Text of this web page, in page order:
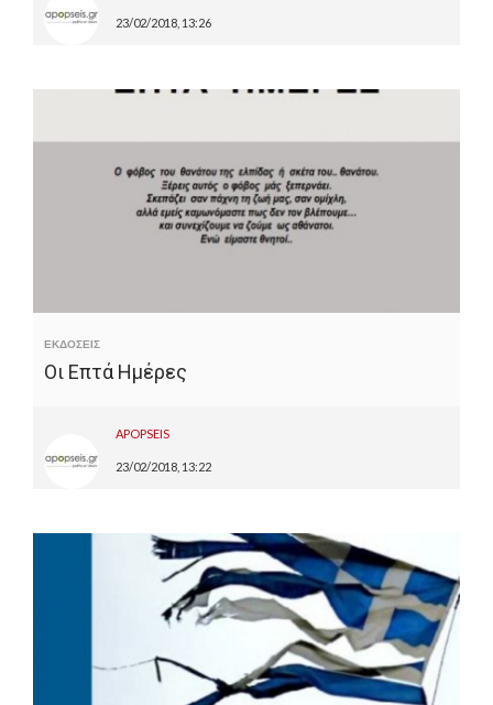
23/02/2018, 13:26
ΕΚΔΟΣΕΙΣ
Οι Επτά Ημέρες
APOPSEIS
23/02/2018, 13:22